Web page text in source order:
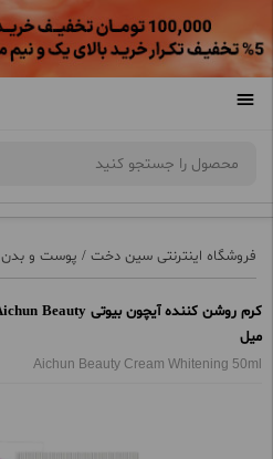
فروشگاه اینترنتی سین دخت / پوست و بدن
میل
Aichun Beauty Cream Whitening 50ml